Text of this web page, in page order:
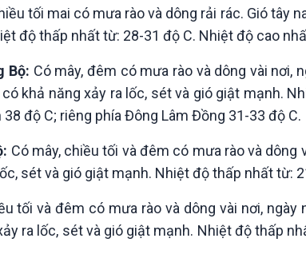
tối mai có mưa rào và dông rải rác. Gió tây
độ thấp nhất từ: 28-31 độ C. Nhiệt độ cao
Bộ: Có mây, đêm có mưa rào và dông vài nơi,
khả năng xảy ra lốc, sét và gió giật mạnh.
độ C; riêng phía Đông Lâm Đồng 31-33 độ C.
Có mây, chiều tối và đêm có mưa rào và dông
sét và gió giật mạnh. Nhiệt độ thấp nhất từ:
tối và đêm có mưa rào và dông vài nơi,
ra lốc, sét và gió giật mạnh. Nhiệt độ thấp